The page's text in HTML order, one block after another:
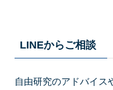
LINEからご相談
自由研究のアドバイス